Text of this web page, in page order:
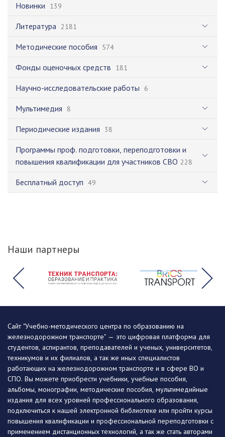
Новинки 139
Литература 2181
Методические пособия 574
Фонды оценочных средств 181
Научно-исследовательские работы 6
Мультимедия 8
Периодические издания 38
Программы проф. подготовки, переподготовки и
повышения квалификации для участников СВО 228
Бесплатный доступ 49
Наши партнеры
Сайт "Учебно-методического центра по образованию на
железнодорожном транспорте" — это цифровая платформа для
студентов, аспирантов, преподавателей и ученых, университетов,
техникумов и их филиалов, а так же иных специалистов
работающих на железнодорожном транспорте и в сфере ВО и
СПО. Вы можете приобрести учебники, учебные пособия,
альбомы, монографии, методические пособия, мультимедийные
издания для всех уровней профессионального образования,
подключиться к нашей электронной библиотеке или пройти курсы
повышения квалификации и профессиональной переподготовки с
применением дистанционных технологий, а так же стать авторами